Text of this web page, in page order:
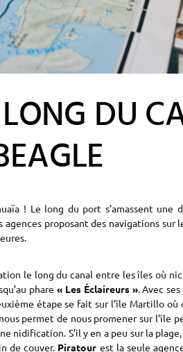
DU
! Le long du port s’amassent une
agences proposant des navigations sur
le long du canal entre les îles où
phare « Les Éclaireurs ». Avec
étape se fait sur l’île Martillo
permet de nous promener sur l’île
nidification. S’il y en a peu sur la plage,
de couver. Piratour est la seule